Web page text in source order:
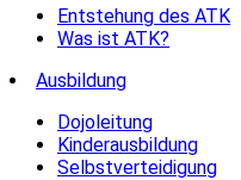
Entstehung des ATK
Was ist ATK?
Ausbildung
Dojoleitung
Kinderausbildung
Selbstverteidigung